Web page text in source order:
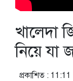
খালেদা
নিয়ে যা
প্রকাশিত :